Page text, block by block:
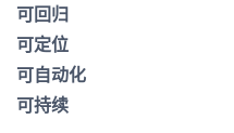
可回归
可定位
可自动化
可持续